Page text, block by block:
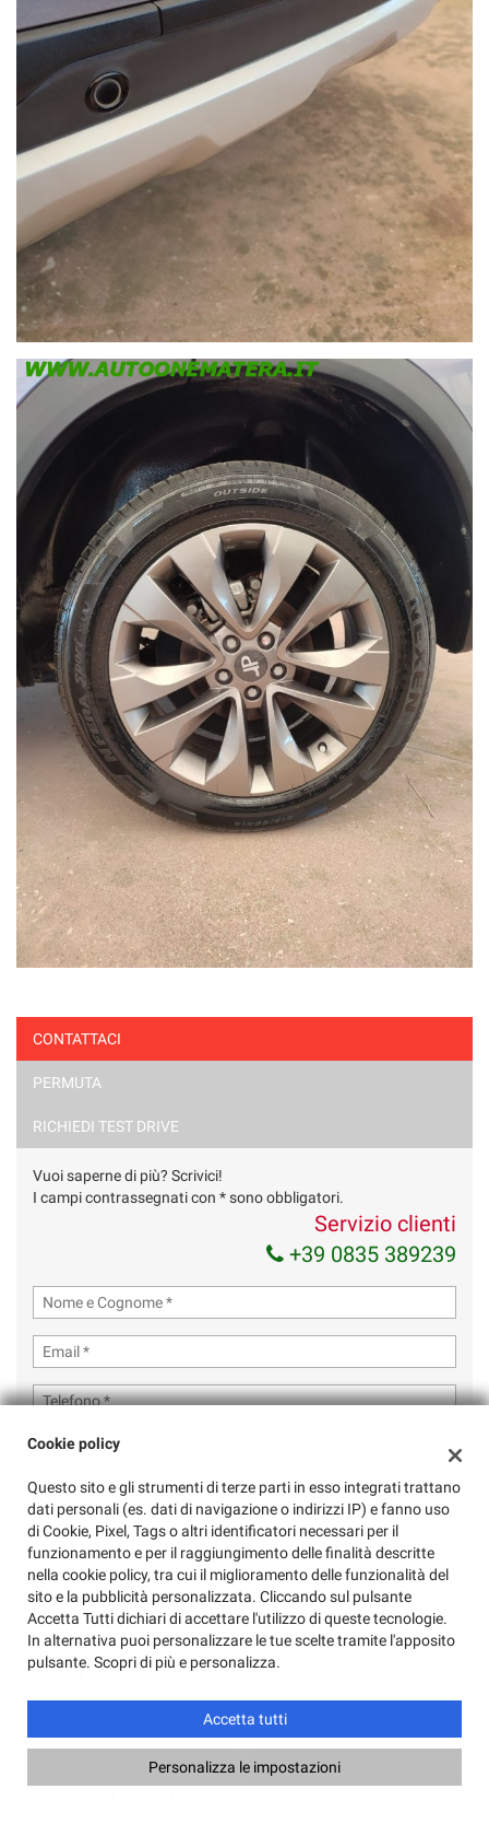
CONTATTACI
PERMUTA
RICHIEDI TEST DRIVE
Vuoi saperne di più? Scrivici!
I campi contrassegnati con * sono obbligatori.
Servizio clienti
+39 0835 389239
Ho letto e accettol'informativa privacy*
Acconsento al trattamento dei miei dati per finalità di marketing
Chiama Contatta un consulente
ULTIMI ARRIVI
Cookie policy
Questo sito e gli strumenti di terze parti in esso integrati trattano
dati personali (es. dati di navigazione o indirizzi IP) e fanno uso
di Cookie, Pixel, Tags o altri identificatori necessari per il
funzionamento e per il raggiungimento delle finalità descritte
nella cookie policy, tra cui il miglioramento delle funzionalità del
sito e la pubblicità personalizzata. Cliccando sul pulsante
Accetta Tutti dichiari di accettare l'utilizzo di queste tecnologie.
In alternativa puoi personalizzare le tue scelte tramite l'apposito
pulsante. Scopri di più e personalizza.
Accetta tutti
Personalizza le impostazioni